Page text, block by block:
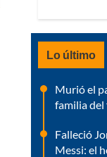
Lo último
Murió el
familia
Falleció
Messi: el